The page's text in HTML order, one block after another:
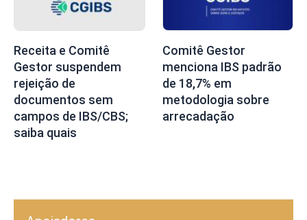
Receita e Comitê
Gestor suspendem
rejeição de
documentos sem
campos de IBS/CBS;
saiba quais
Comitê Gestor
menciona IBS padrão
de 18,7% em
metodologia sobre
arrecadação